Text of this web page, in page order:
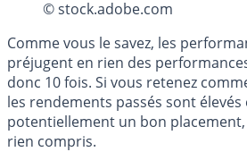
© stock.adobe.com
Comme vous le savez, les
préjugent en rien des
donc 10 fois. Si vous retenez
les rendements passés sont élevés
potentiellement un bon placement,
rien compris.